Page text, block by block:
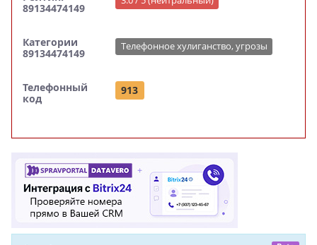
89134474149
Категории
89134474149
Телефонное хулиганство, угрозы
Телефонный
код
913